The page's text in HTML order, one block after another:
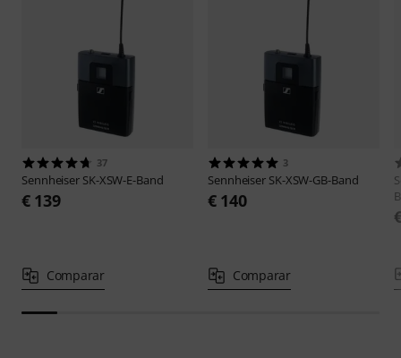
37
Sennheiser SK-XSW-E-Band
€ 139
Comparar
3
Sennheiser SK-XSW-GB-Band
€ 140
Comparar